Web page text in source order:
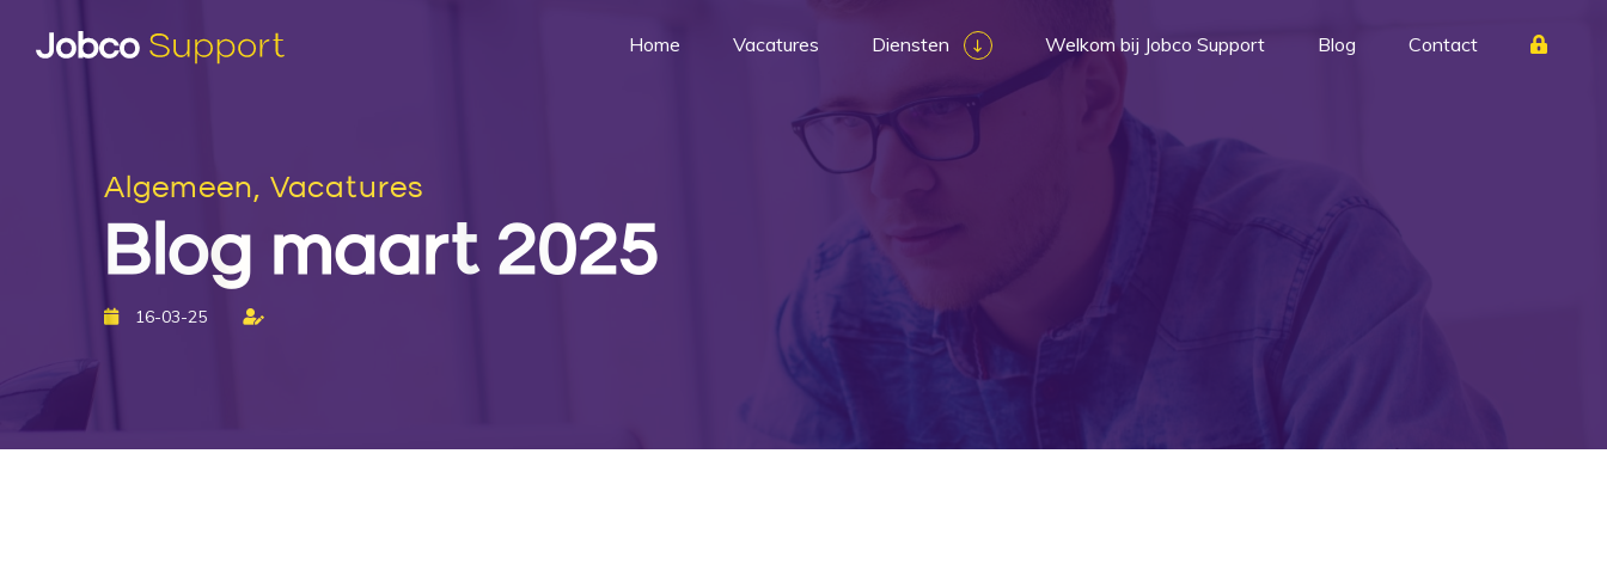
Home Vacatures Diensten Welkom bij Jobco Support Blog Contact
Algemeen, Vacatures
Blog maart 2025
16-03-25